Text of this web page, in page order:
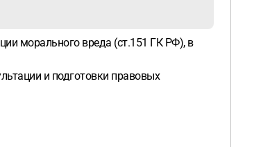
морального вреда (ст.151 ГК РФ), в
и подготовки правовых